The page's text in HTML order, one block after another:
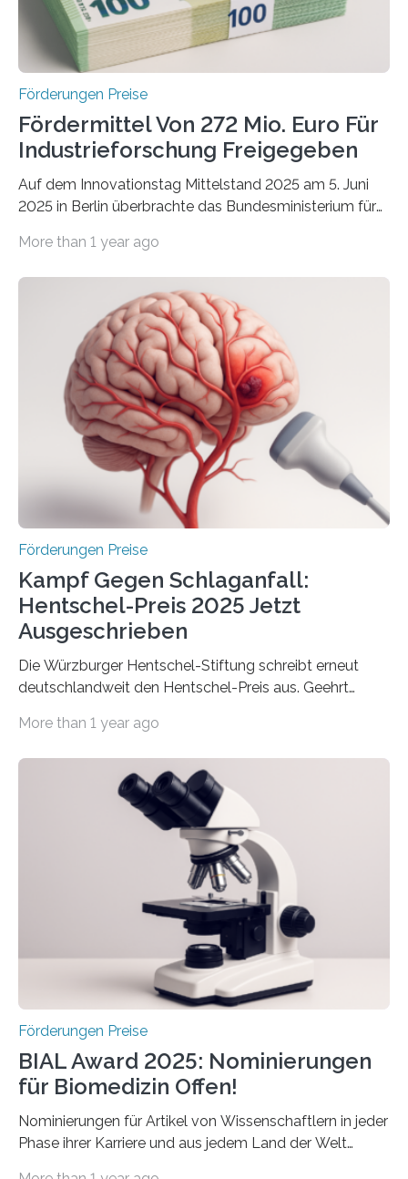
Förderungen Preise
Fördermittel Von 272 Mio. Euro Für
Industrieforschung Freigegeben
Auf dem Innovationstag Mittelstand 2025 am 5. Juni
2025 in Berlin überbrachte das Bundesministerium für
Überplanmäßige Verpflichtungsermächtigungen in
Woche vom Haushaltsausschuss freigegeben – unter
anderem zur Unterstützung der
Industrieforschungsprogramme Industrielle
Gemeinschaftsforschung (IGF), Zentrales
Innovationsprogramm Mittelstand (ZIM) und
Innovationskompetenz INNO-KOM. Auf dem
Innovationstag Mittelstand 2025 am 5. Juni 2025 in
Berlin überbrachte das Bundesministerium für
Wirtschaft und Energie eine gute Nachricht:
Überplanmäßige Verpflichtungsermächtigungen in
More than 1 year ago
Förderungen Preise
Kampf Gegen Schlaganfall:
Hentschel-Preis 2025 Jetzt
Ausgeschrieben
Die Würzburger Hentschel-Stiftung schreibt erneut
deutschlandweit den Hentschel-Preis aus. Geehrt
hochrangige wissenschaftliche Publikation zum Thema
Schlaganfall“ mit Sitz in Würzburg fördert die
Schlaganfallforschung, um die Behandlung der
Betroffenen zu verbessern. Dazu schreibt sie auch in
diesem Jahr wieder deutschlandweit den Hentschel-
Preis aus. Er richtet sich gezielt an jüngere
Forscherinnen und Forscher unter 40 Jahren. Geehrt
werden soll eine herausragende Doktorarbeit oder eine
hochrangige wissenschaftliche Publikation zum Thema
More than 1 year ago
Förderungen Preise
BIAL Award 2025: Nominierungen
für Biomedizin Offen!
Nominierungen für Artikel von Wissenschaftlern in jeder
Phase ihrer Karriere und aus jedem Land der Welt